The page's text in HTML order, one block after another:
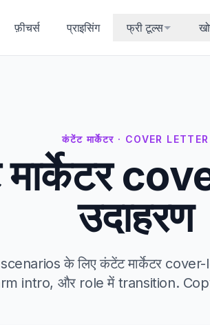
फ़ीचर्स प्राइसिंग फ्री टूल्स
कंटेंट मार्केटर · COVER LETTER
उदाहरण
scenarios के लिए कंटेंट मार्केटर
intro, और role में transition.